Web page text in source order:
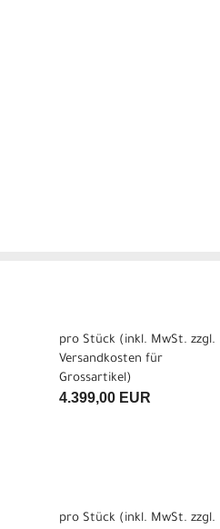
pro Stück (inkl. MwSt. zzgl.
Versandkosten für
Grossartikel)
4.399,00 EUR
pro Stück (inkl. MwSt. zzgl.